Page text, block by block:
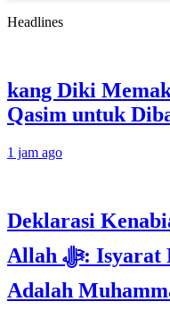
Headlines
kang Diki
Qasim untuk
1 jam ago
Deklarasi
Allah ﷻ: Isyarat Penegasan Al Mahdi
Adalah